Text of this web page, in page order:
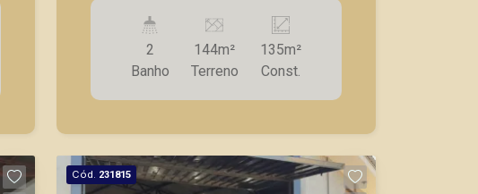
sendo 1 para PNE; - Cozinha; - Piso
porcelanato. A Piramid tem como
objetivo atender seus clientes com
agilidade e segurança, em locação,
vendas de imóveis prontos, usados ou
cidade de Ribeirão Preto.
2
Banho
144m²
Terreno
135m²
Const.
Cód. 231815